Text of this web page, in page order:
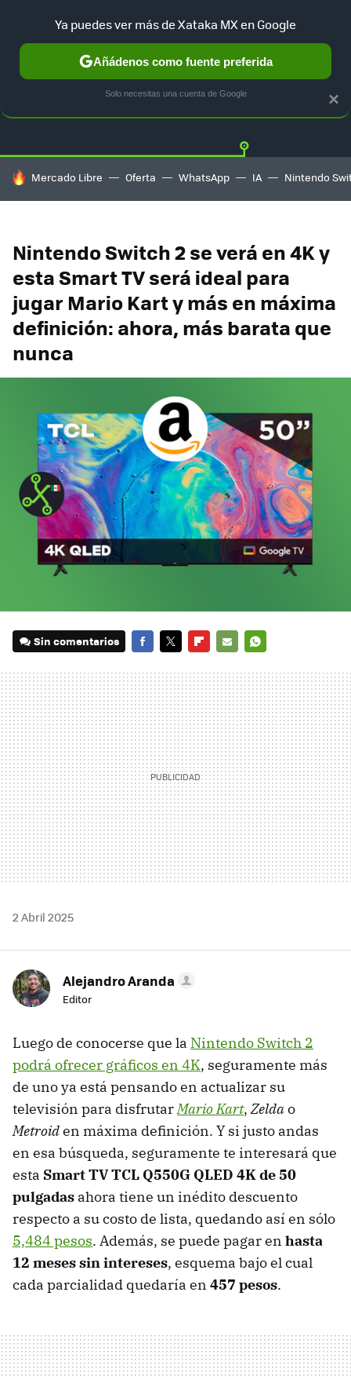
GUÍA DE COMPRAS MERCADO LIBRE
HOY SE HABLA DE
Mercado Libre Oferta WhatsApp IA Nintendo
Nintendo Switch 2 se verá en 4K y
esta Smart TV será ideal para
jugar Mario Kart y más en máxima
definición: ahora, más barata que
nunca
Sin comentarios
MAIL
2 Abril 2025
Alejandro Aranda
Editor
Luego de conocerse que la Nintendo Switch 2
podrá ofrecer gráficos en 4K, seguramente más
de uno ya está pensando en actualizar su
televisión para disfrutarMario Kart,Zeldao
Metroiden máxima definición. Y si justo andas
en esa búsqueda, seguramente te interesará que
esta Smart TV TCL Q550G QLED 4K de 50
pulgadas ahora tiene un inédito descuento
respecto a su costo de lista, quedando así en sólo
5,484 pesos. Además, se puede pagar en hasta
12 meses sin intereses, esquema bajo el cual
cada parcialidad quedaría en 457 pesos.
×
Ya puedes ver más de Xataka MX en Google
Añádenos como fuente preferida
Solo necesitas una cuenta de Google